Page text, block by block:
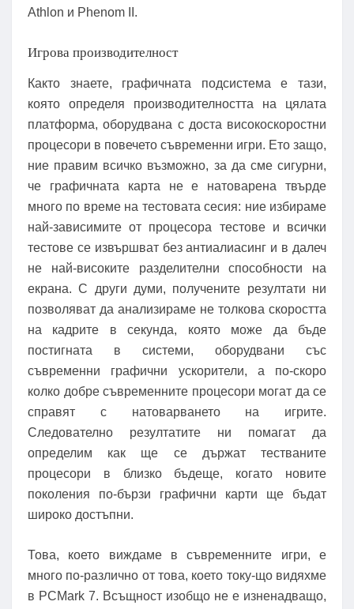
Athlon и Phenom II.
Игрова производителност
Както знаете, графичната подсистема е тази,
която определя производителността на цялата
платформа, оборудвана с доста високоскоростни
процесори в повечето съвременни игри. Ето защо,
ние правим всичко възможно, за да сме сигурни,
че графичната карта не е натоварена твърде
много по време на тестовата сесия: ние избираме
най-зависимите от процесора тестове и всички
тестове се извършват без антиалиасинг и в далеч
не най-високите разделителни способности на
екрана. С други думи, получените резултати ни
позволяват да анализираме не толкова скоростта
на кадрите в секунда, която може да бъде
постигната в системи, оборудвани със
съвременни графични ускорители, а по-скоро
колко добре съвременните процесори могат да се
справят с натоварването на игрите.
Следователно резултатите ни помагат да
определим как ще се държат тестваните
процесори в близко бъдеще, когато новите
поколения по-бързи графични карти ще бъдат
широко достъпни.
Това, което виждаме в съвременните игри, е
много по-различно от това, което току-що видяхме
в PCMark 7. Всъщност изобщо не е изненадващо,